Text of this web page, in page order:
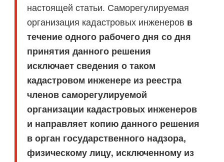
настоящей статьи. Саморегулируемая
организация кадастровых инженеров в
течение одного рабочего дня со дня
принятия данного решения
исключает сведения о таком
кадастровом инженере из реестра
членов саморегулируемой
организации кадастровых инженеров
и направляет копию данного решения
в орган государственного надзора,
физическому лицу, исключенному из